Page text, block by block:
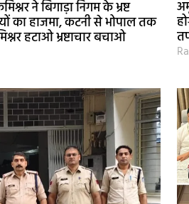
ने बिगाड़ा निगम के भ्रष्ट
का हाजमा, कटनी से भोपाल तक
हटाओ भ्रष्टाचार बचाओ